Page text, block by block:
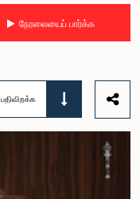
நேரலையைப் பார்க்க
பதிவிறக்க